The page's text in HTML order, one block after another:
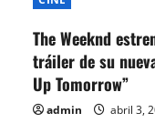
The Weeknd
tráiler de su
Up Tomorrow”
admin abril 3,